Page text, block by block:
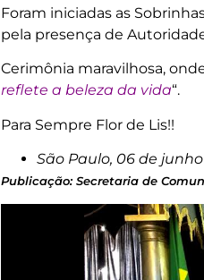
Foram iniciadas as
pela presença de
Cerimônia maravilhosa,
reflete a beleza da vida“.
Para Sempre Flor de Lis!!
São Paulo, 06 de
Publicação: Secretaria de